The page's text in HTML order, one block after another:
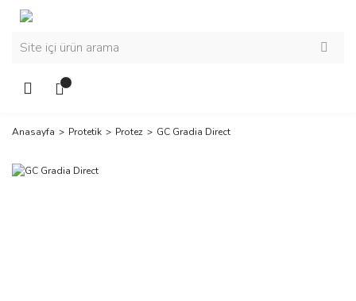
Anasayfa Protetik Protez GC Gradia Direct